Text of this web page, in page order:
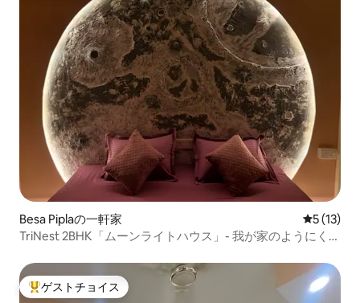
Besa Piplaの一軒家 レビュー
5 (13)
TriNest 2BHK「ムーンライトハウス」- 我が家のようにくつ
大好評のゲストチョイスです。
ゲストチョイス